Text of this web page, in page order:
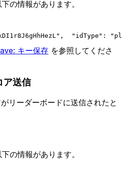
の情報があります。
"idType":
キー保存 を参照してくださ
送信
リーダーボードに送信されたと
の情報があります。